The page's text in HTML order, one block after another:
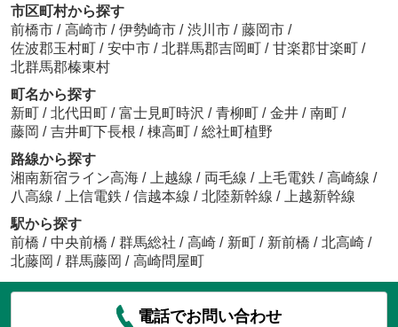
市区町村から探す
前橋市 / 高崎市 / 伊勢崎市 / 渋川市 / 藤岡市 /
佐波郡玉村町 / 安中市 / 北群馬郡吉岡町 / 甘楽郡甘楽町 /
北群馬郡榛東村
町名から探す
新町 / 北代田町 / 富士見町時沢 / 青柳町 / 金井 / 南町 /
藤岡 / 吉井町下長根 / 棟高町 / 総社町植野
路線から探す
湘南新宿ライン高海 / 上越線 / 両毛線 / 上毛電鉄 / 高崎線 /
八高線 / 上信電鉄 / 信越本線 / 北陸新幹線 /
上越新幹線
駅から探す
前橋 / 中央前橋 / 群馬総社 / 高崎 / 新町 / 新前橋 / 北高崎 /
北藤岡 / 群馬藤岡 / 高崎問屋町
電話でお問い合わせ